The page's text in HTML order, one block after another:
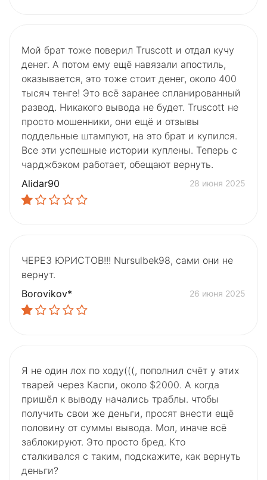
Мой брат тоже поверил Truscott и отдал кучу
денег. А потом ему ещё навязали апостиль,
оказывается, это тоже стоит денег, около 400
тысяч тенге! Это всё заранее спланированный
развод. Никакого вывода не будет. Truscott не
просто мошенники, они ещё и отзывы
поддельные штампуют, на это брат и купился.
Все эти успешные истории куплены. Теперь с
чарджбэком работает, обещают вернуть.
Alidar90
28 июня 2025
ЧЕРЕЗ ЮРИСТОВ!!! Nursulbek98, сами они не
вернут.
Borovikov*
26 июня 2025
Я не один лох по ходу(((, пополнил счёт у этих
тварей через Каспи, около $2000. А когда
пришёл к выводу начались траблы. чтобы
получить свои же деньги, просят внести ещё
половину от суммы вывода. Мол, иначе всё
заблокируют. Это просто бред. Кто
сталкивался с таким, подскажите, как вернуть
деньги?